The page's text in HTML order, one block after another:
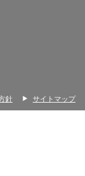
針 サイトマップ